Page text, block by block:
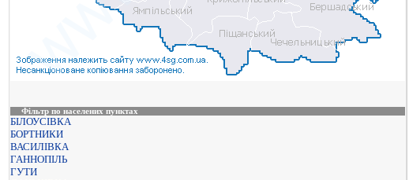
Фільтр по населених пунктах
БІЛОУСІВКА
БОРТНИКИ
ВАСИЛІВКА
ГАННОПІЛЬ
ГУТИ